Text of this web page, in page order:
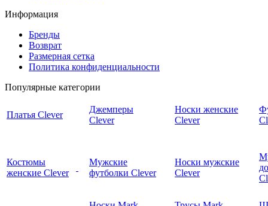
Информация
Бренды
Возврат
Размерная сетка
Политика конфиденциальности
Популярные категории
Платья Clever
Джемперы
Clever
Носки женские
Clever
Костюмы
женские Clever
Мужские
футболки Clever
Носки мужские
Clever